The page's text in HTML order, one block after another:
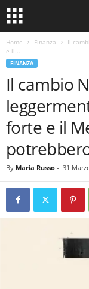
Home Finanza
Il
e il...
FINANZA
Il cambio
forte e il
By Maria Russo - 31